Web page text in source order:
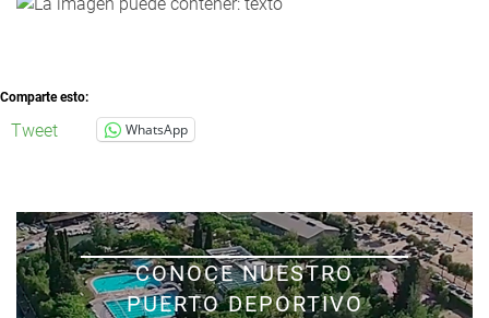
Comparte esto:
Tweet WhatsApp
CONOCE NUESTRO
PUERTO DEPORTIVO